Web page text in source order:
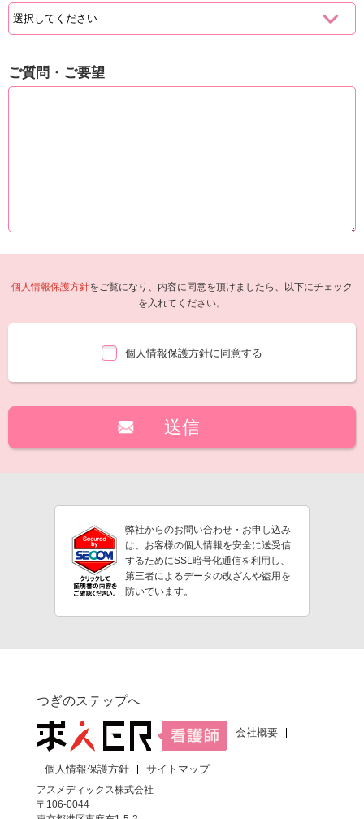
ご質問・ご要望
個人情報保護方針をご覧になり、内容に同意を頂けましたら、以下にチェック
を入れてください。
個人情報保護方針に同意する
弊社からのお問い合わせ・お申し込み
は、お客様の個人情報を安全に送受信
するためにSSL暗号化通信を利用し、
第三者によるデータの改ざんや盗用を
防いでいます。
つぎのステップへ
会社概要
個人情報保護方針
サイトマップ
アスメディックス株式会社
〒106-0044